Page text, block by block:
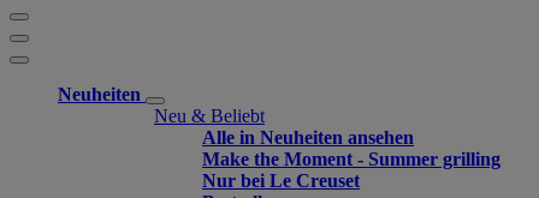
Neuheiten
Neu & Beliebt
Alle in Neuheiten ansehen
Make the Moment - Summer grilling
Nur bei Le Creuset